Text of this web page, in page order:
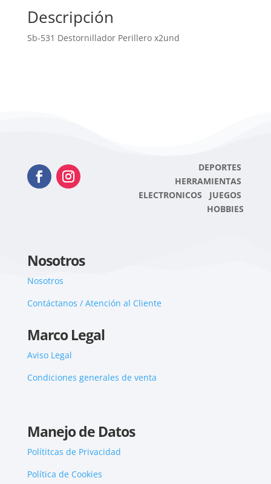
Descripción
Sb-531 Destornillador Perillero x2und
DEPORTES
HERRAMIENTAS
ELECTRONICOS JUEGOS
HOBBIES
Nosotros
Nosotros
Contáctanos / Atención al Cliente
Marco Legal
Aviso Legal
Condiciones generales de venta
Manejo de Datos
Polítitcas de Privacidad
Política de Cookies